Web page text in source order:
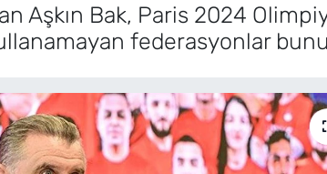
Aşkın Bak, Paris 2024
federasyonlar